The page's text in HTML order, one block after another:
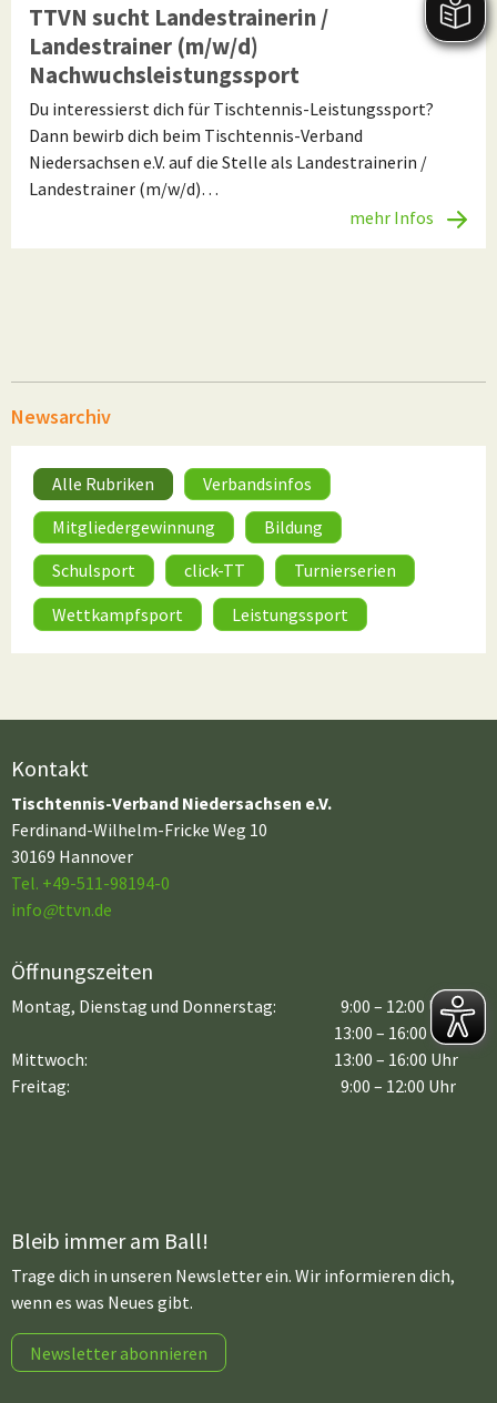
TTVN sucht Landestrainerin /
Landestrainer (m/w/d)
Nachwuchsleistungssport
Du interessierst dich für Tischtennis-Leistungssport?
Dann bewirb dich beim Tischtennis-Verband
Niedersachsen e.V. auf die Stelle als Landestrainerin /
Landestrainer (m/w/d)…
mehr Infos
Newsarchiv
Alle Rubriken
Verbandsinfos
Mitgliedergewinnung
Bildung
Schulsport
click-TT
Turnierserien
Wettkampfsport
Leistungssport
Kontakt
Tischtennis-Verband Niedersachsen e.V.
Ferdinand-Wilhelm-Fricke Weg 10
30169 Hannover
Tel. +49-511-98194-0
info@ttvn.de
Öffnungszeiten
Montag, Dienstag und Donnerstag:
9:00 – 12:00 Uhr
13:00 – 16:00 Uhr
Mittwoch:
Freitag:
13:00 – 16:00 Uhr
9:00 – 12:00 Uhr
Bleib immer am Ball!
Trage dich in unseren Newsletter ein. Wir informieren dich,
wenn es was Neues gibt.
Newsletter abonnieren